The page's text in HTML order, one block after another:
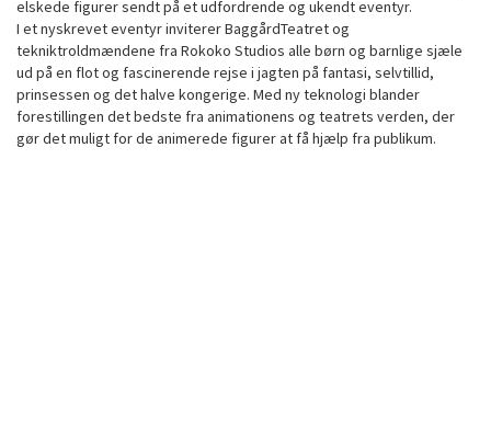
elskede figurer sendt på et udfordrende og ukendt eventyr.
I et nyskrevet eventyr inviterer BaggårdTeatret og
tekniktroldmændene fra Rokoko Studios alle børn og barnlige sjæle
ud på en flot og fascinerende rejse i jagten på fantasi, selvtillid,
prinsessen og det halve kongerige. Med ny teknologi blander
forestillingen det bedste fra animationens og teatrets verden, der
gør det muligt for de animerede figurer at få hjælp fra publikum.